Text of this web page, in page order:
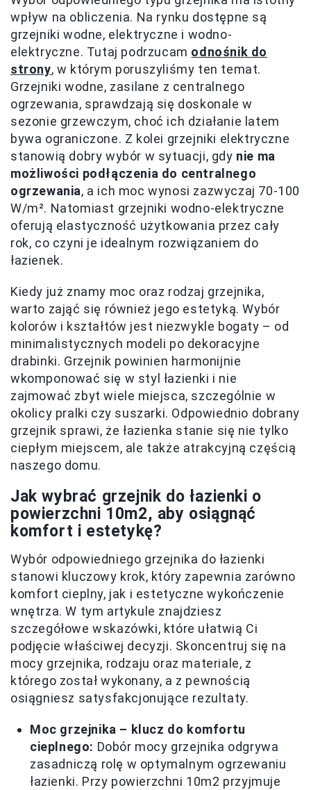
wpływ na obliczenia. Na rynku dostępne są
grzejniki wodne, elektryczne i wodno-
elektryczne. Tutaj podrzucam odnośnik do
strony, w którym poruszyliśmy ten temat.
Grzejniki wodne, zasilane z centralnego
ogrzewania, sprawdzają się doskonale w
sezonie grzewczym, choć ich działanie latem
bywa ograniczone. Z kolei grzejniki elektryczne
stanowią dobry wybór w sytuacji, gdy nie ma
możliwości podłączenia do centralnego
ogrzewania, a ich moc wynosi zazwyczaj 70-100
W/m². Natomiast grzejniki wodno-elektryczne
oferują elastyczność użytkowania przez cały
rok, co czyni je idealnym rozwiązaniem do
łazienek.
Kiedy już znamy moc oraz rodzaj grzejnika,
warto zająć się również jego estetyką. Wybór
kolorów i kształtów jest niezwykle bogaty – od
minimalistycznych modeli po dekoracyjne
drabinki. Grzejnik powinien harmonijnie
wkomponować się w styl łazienki i nie
zajmować zbyt wiele miejsca, szczególnie w
okolicy pralki czy suszarki. Odpowiednio dobrany
grzejnik sprawi, że łazienka stanie się nie tylko
ciepłym miejscem, ale także atrakcyjną częścią
naszego domu.
Jak wybrać grzejnik do łazienki o
powierzchni 10m2, aby osiągnąć
komfort i estetykę?
Wybór odpowiedniego grzejnika do łazienki
stanowi kluczowy krok, który zapewnia zarówno
komfort cieplny, jak i estetyczne wykończenie
wnętrza. W tym artykule znajdziesz
szczegółowe wskazówki, które ułatwią Ci
podjęcie właściwej decyzji. Skoncentruj się na
mocy grzejnika, rodzaju oraz materiale, z
którego został wykonany, a z pewnością
osiągniesz satysfakcjonujące rezultaty.
Moc grzejnika – klucz do komfortu
cieplnego: Dobór mocy grzejnika odgrywa
zasadniczą rolę w optymalnym ogrzewaniu
łazienki. Przy powierzchni 10m2 przyjmuje